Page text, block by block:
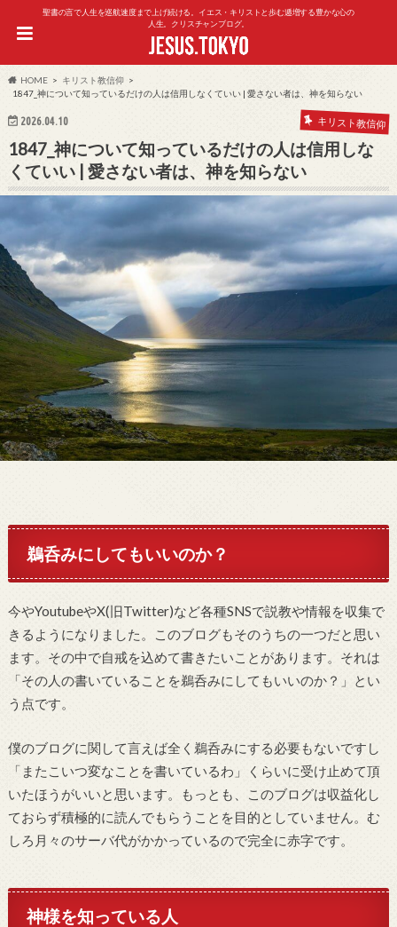
聖書の言で人生を巡航速度まで上げ続ける。イエス・キリストと歩む逓増する豊かな心の
人生。クリスチャンブログ。
HOME
キリスト教信仰
1847_神について知っているだけの人は信用しなくていい | 愛さない者は、神を知らない
2026.04.10 キリスト教信仰
1847_神について知っているだけの人は信用しな
くていい | 愛さない者は、神を知らない
鵜呑みにしてもいいのか？
今やYoutubeやX(旧Twitter)など各種SNSで説教や情報を収集で
きるようになりました。このブログもそのうちの一つだと思い
ます。その中で自戒を込めて書きたいことがあります。それは
「その人の書いていることを鵜呑みにしてもいいのか？」とい
う点です。
僕のブログに関して言えば全く鵜呑みにする必要もないですし
「またこいつ変なことを書いているわ」くらいに受け止めて頂
いたほうがいいと思います。もっとも、このブログは収益化し
ておらず積極的に読んでもらうことを目的としていません。む
しろ月々のサーバ代がかかっているので完全に赤字です。
神様を知っている人